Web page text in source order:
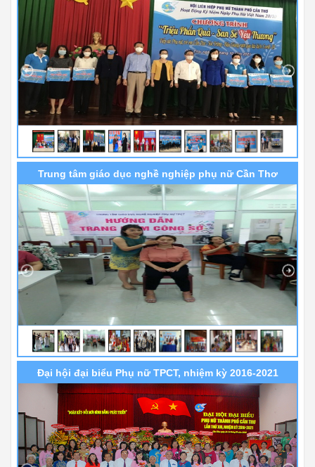
Trung tâm giáo dục nghề nghiệp phụ nữ Cần Thơ
Đại hội đại biểu Phụ nữ TPCT, nhiệm kỳ 2016-2021